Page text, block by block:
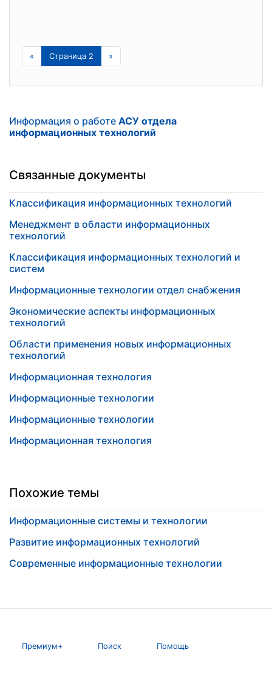
« Страница 2 »
Информация о работе АСУ отдела
информационных технологий
Связанные документы
Классификация информационных технологий
Менеджмент в области информационных
технологий
Классификация информационных технологий и
систем
Информационные технологии отдел снабжения
Экономические аспекты информационных
технологий
Области применения новых информационных
технологий
Информационная технология
Информационные технологии
Информационные технологии
Информационная технология
Похожие темы
Информационные системы и технологии
Развитие информационных технологий
Современные информационные технологии
Премиум+ Поиск Помощь